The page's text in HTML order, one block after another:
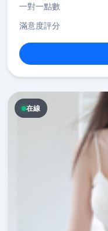
一對一點數
滿意度評分
在線